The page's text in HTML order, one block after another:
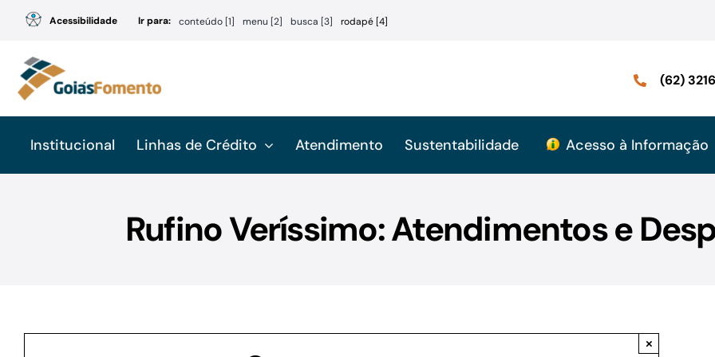
conteúdo
Acessibilidade Ir para: conteúdo [1] menu [2] busca [3] rodapé [4]
(62)
Institucional Linhas de Crédito Atendimento Sustentabilidade Acesso à Informação
Rufino Veríssimo: Atendimentos e
×